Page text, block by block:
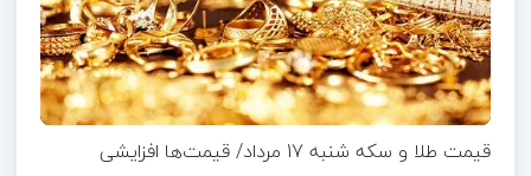
قیمت طلا و سکه شنبه 17 مرداد/ قیمت‌ها افزایشی